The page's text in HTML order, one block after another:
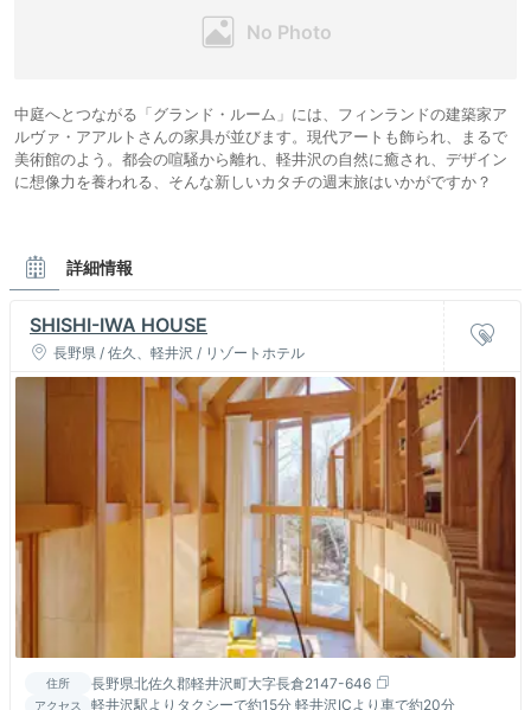
中庭へとつながる「グランド・ルーム」には、フィンランドの建築家ア
ルヴァ・アアルトさんの家具が並びます。現代アートも飾られ、まるで
美術館のよう。都会の喧騒から離れ、軽井沢の自然に癒され、デザイン
に想像力を養われる、そんな新しいカタチの週末旅はいかがですか？
詳細情報
SHISHI-IWA HOUSE
長野県 / 佐久、軽井沢 / リゾートホテル
住所 長野県北佐久郡軽井沢町大字長倉2147-646
アクセス 軽井沢駅よりタクシーで約15分 軽井沢ICより車で約20分